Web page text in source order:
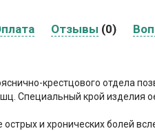
Отзывы (0)
крестцового отдела
Специальный крой изделия
и хронических болей